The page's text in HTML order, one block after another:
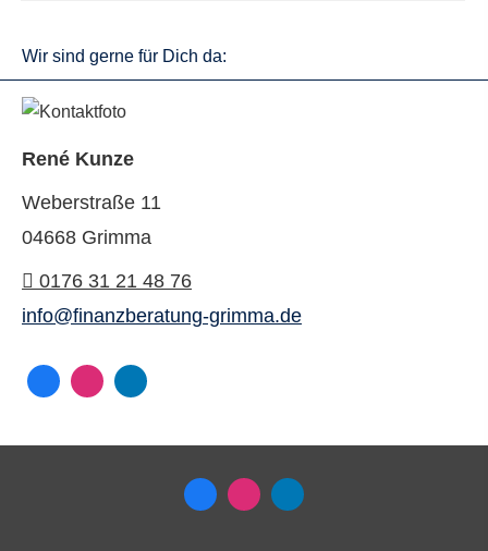
Wir sind gerne für Dich da:
René Kunze
Weberstraße 11
04668 Grimma
0176 31 21 48 76
info@finanzberatung-grimma.de